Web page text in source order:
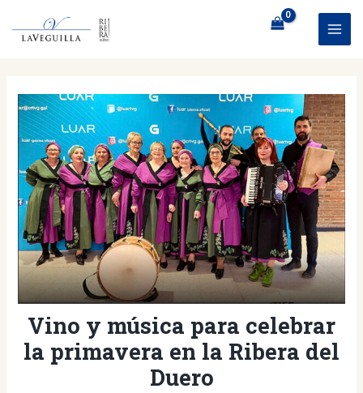
contenido
Vino y música para celebrar
la primavera en la Ribera del
Duero